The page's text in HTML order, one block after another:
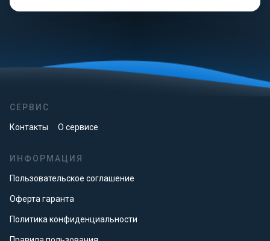
СЕРВИС
Контакты О сервисе
ИНФОРМАЦИЯ
Пользовательское соглашение
Оферта гаранта
Политика конфиденциальности